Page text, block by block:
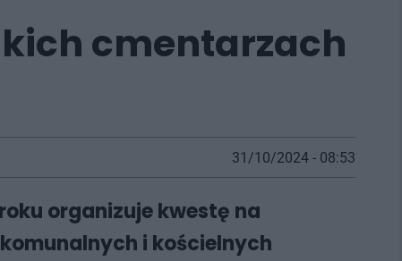
cmentarzach
31/10/2024 - 08:53
organizuje kwestę na
i kościelnych